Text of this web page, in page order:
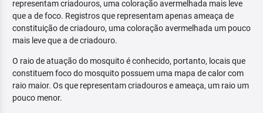
representam criadouros, uma coloração avermelhada mais leve
que a de foco. Registros que representam apenas ameaça de
constituição de criadouro, uma coloração avermelhada um pouco
mais leve que a de criadouro.
O raio de atuação do mosquito é conhecido, portanto, locais que
constituem foco do mosquito possuem uma mapa de calor com
raio maior. Os que representam criadouros e ameaça, um raio um
pouco menor.